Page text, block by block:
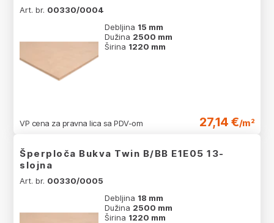
Art. br. 00330/0004
Debljina 15 mm
Dužina 2500 mm
Širina 1220 mm
VP cena za pravna lica sa PDV-om 27,14 €/m²
Šperploča Bukva Twin B/BB E1E05 13-
slojna
Art. br. 00330/0005
Debljina 18 mm
Dužina 2500 mm
Širina 1220 mm